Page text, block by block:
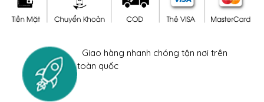
Giao hàng nhanh chóng tận nơi trên